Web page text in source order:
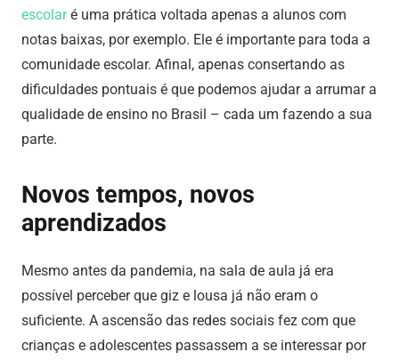
escolaré uma prática voltada apenas a alunos com
notas baixas, por exemplo. Ele é importante para toda a
comunidade escolar. Afinal, apenas consertando as
dificuldades pontuais é que podemos ajudar a arrumar a
qualidade de ensino no Brasil – cada um fazendo a sua
parte.
Novos tempos, novos
aprendizados
Mesmo antes da pandemia, na sala de aula já era
possível perceber que giz e lousa já não eram o
suficiente. A ascensão das redes sociais fez com que
crianças e adolescentes passassem a se interessar por